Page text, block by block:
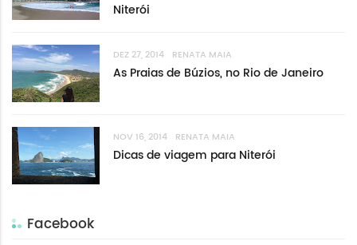
Niterói
DEZ 27, 2014 RENATA MAIA
As Praias de Búzios, no Rio de Janeiro
NOV 16, 2014 RENATA MAIA
Dicas de viagem para Niterói
Facebook